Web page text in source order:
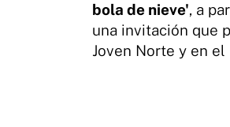
bola de nieve', a
una invitación que
Joven Norte y en el